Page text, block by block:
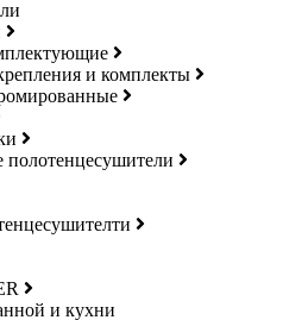
и комплекты
полотенцесушители